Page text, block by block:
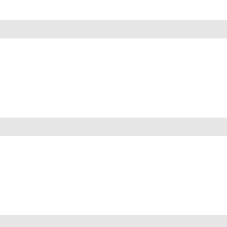
کسانی مناسب است که می‌خواهند داستان کوتاه را قالبی
می‌دانید، این کتاب می‌تواند خواندنی درگیرکننده و ماندگار